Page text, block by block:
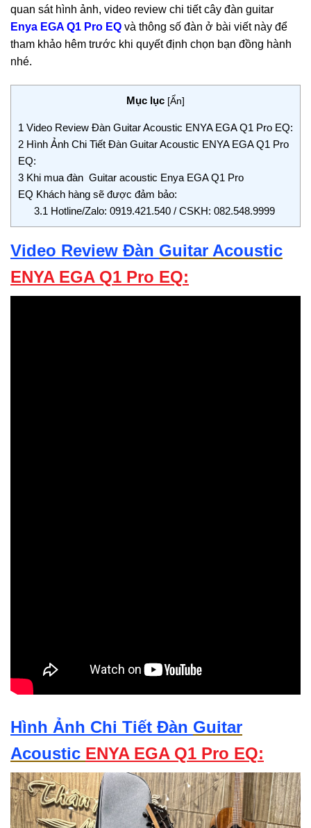
quan sát hình ảnh, video review chi tiết cây đàn guitar
Enya EGA Q1 Pro EQ và thông số đàn ở bài viết này để
tham khảo hêm trước khi quyết định chọn bạn đồng hành
nhé.
Mục lục [Ẩn]
1 Video Review Đàn Guitar Acoustic ENYA EGA Q1 Pro EQ:
2 Hình Ảnh Chi Tiết Đàn Guitar Acoustic ENYA EGA Q1 Pro
EQ:
3 Khi mua đàn Guitar acoustic Enya EGA Q1 Pro
EQ Khách hàng sẽ được đảm bảo:
3.1 Hotline/Zalo: 0919.421.540 / CSKH: 082.548.9999
Video Review Đàn Guitar Acoustic
ENYA EGA Q1 Pro EQ:
Hình Ảnh Chi Tiết Đàn Guitar
Acoustic ENYA EGA Q1 Pro EQ: